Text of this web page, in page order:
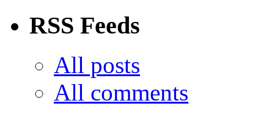
RSS Feeds
All posts
All comments